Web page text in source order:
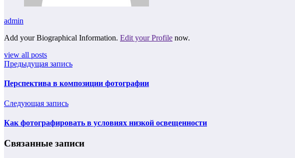
admin
Add your Biographical Information. Edit your Profile now.
view all posts
Предыдущая запись
Перспектива в композиции фотографии
Следующая запись
Как фотографировать в условиях низкой освещенности
Связанные записи